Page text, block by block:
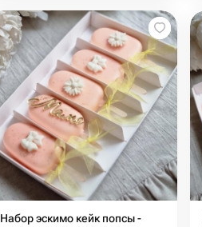
Набор эскимо кейк попсы -